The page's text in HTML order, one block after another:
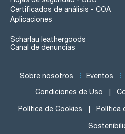
Certificados de análisis - COA
Aplicaciones
Scharlau leathergoods
Canal de denuncias
Sobre nosotros Eventos
Condiciones de Uso
Política de Cookies Política